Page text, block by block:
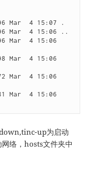
Mar  4 15:07 .
Mar  4 15:06 ..
Mar  4 15:06
Mar  4 15:06
Mar  4 15:06
Mar  4 15:06
up为启动
络，hosts文件夹中